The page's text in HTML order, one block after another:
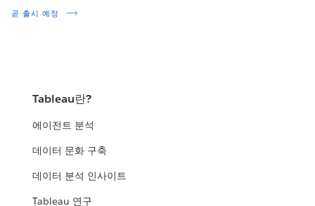
곧 출시 예정
Tableau란?
에이전트 분석
데이터 문화 구축
데이터 분석 인사이트
Tableau 연구